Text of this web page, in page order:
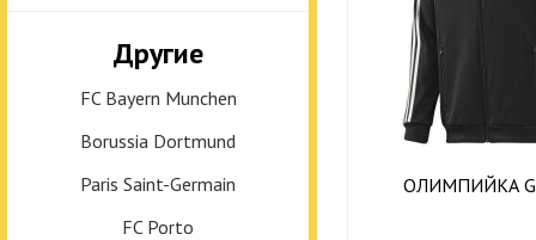
Другие
FC Bayern Munchen
Borussia Dortmund
Paris Saint-Germain
FC Porto
ОЛИМПИЙКА